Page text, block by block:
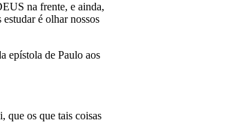
na frente, e ainda,
é olhar nossos
epístola de Paulo aos
que os que tais coisas